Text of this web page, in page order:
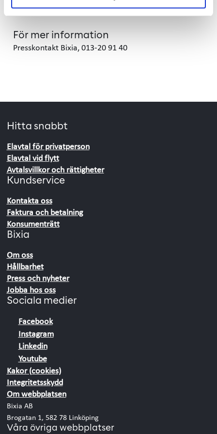
För mer information
Presskontakt Bixia, 013-20 91 40
Hitta snabbt
Elavtal för privatperson
Elavtal vid flytt
Avtalsvillkor och rättigheter
Kundservice
Kontakta oss
Faktura och betalning
Konsumenträtt
Bixia
Om oss
Hållbarhet
Press och nyheter
Jobba hos oss
Sociala medier
Facebook
Instagram
Linkedin
Youtube
Kakor (cookies)
Integritetsskydd
Om webbplatsen
Bixia AB
Brogatan 1, 582 78 Linköping
Våra övriga webbplatser